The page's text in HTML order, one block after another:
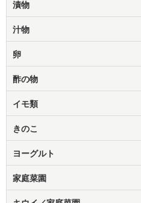
漬物
汁物
卵
酢の物
イモ類
きのこ
ヨーグルト
家庭菜園